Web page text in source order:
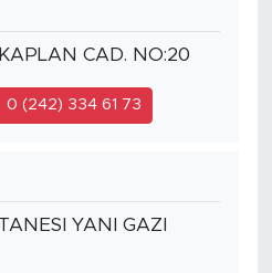
CAD. NO:20
0 (242) 334 61 73
YANI GAZI